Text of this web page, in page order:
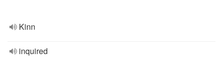
Kinn
inquired